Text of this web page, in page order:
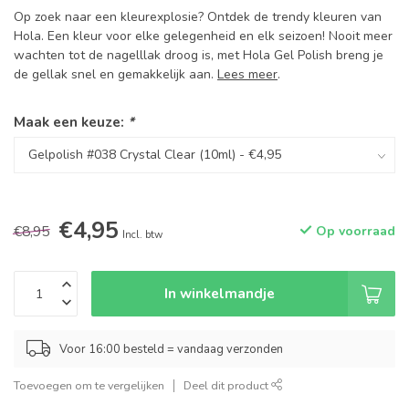
Op zoek naar een kleurexplosie? Ontdek de trendy kleuren van
Hola. Een kleur voor elke gelegenheid en elk seizoen! Nooit meer
wachten tot de nagelllak droog is, met Hola Gel Polish breng je
de gellak snel en gemakkelijk aan. Lees meer.
Maak een keuze: *
€8,95 €4,95 Incl. btw Op voorraad
In winkelmandje
Voor 16:00 besteld = vandaag verzonden
Toevoegen om te vergelijken Deel dit product